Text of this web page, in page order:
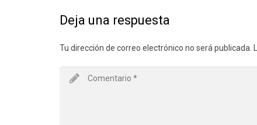
Deja una respuesta
Tu dirección de correo electrónico no será publicada.